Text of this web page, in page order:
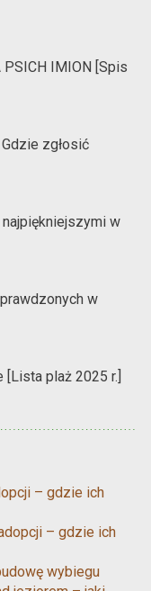
PSICH IMION [Spis
zgłosić
w
w
plaż 2025 r.]
– gdzie ich
– gdzie ich
wybiegu